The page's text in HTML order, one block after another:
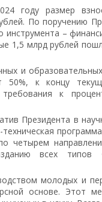
году размер
По поручению
инструмента –
1,5 млрд рублей
и
50%, к концу
к
Президента в
четырем
всех типов
молодых и
основе. Этот